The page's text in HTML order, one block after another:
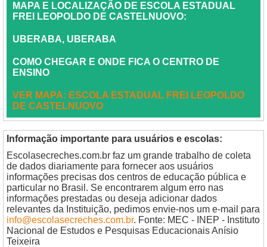
MAPA E LOCALIZAÇÃO DE ESCOLA ESTADUAL
FREI LEOPOLDO DE CASTELNUOVO:
UBERABA, UBERABA
COMO CHEGAR E ONDE FICA O CENTRO DE
ENSINO
VER MAPA: ESCOLA ESTADUAL FREI LEOPOLDO
DE CASTELNUOVO
Informação importante para usuários e escolas:
Escolasecreches.com.br faz um grande trabalho de coleta
de dados diariamente para fornecer aos usuários
informações precisas dos centros de educação pública e
particular no Brasil. Se encontrarem algum erro nas
informações prestadas ou deseja adicionar dados
relevantes da Instituição, pedimos envie-nos um e-mail para
info@escolasecreches.com.br. Fonte: MEC - INEP - Instituto
Nacional de Estudos e Pesquisas Educacionais Anísio
Teixeira